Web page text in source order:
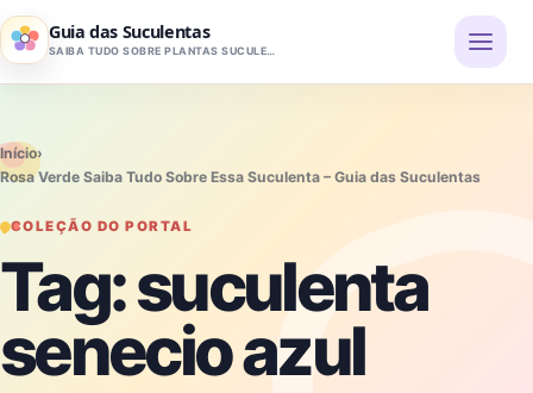
Pular para o conteúdo
Guia das Suculentas
SAIBA TUDO SOBRE PLANTAS SUCULENTAS
Início›
Rosa Verde Saiba Tudo Sobre Essa Suculenta – Guia das Suculentas
COLEÇÃO DO PORTAL
Tag:suculenta
senecio azul